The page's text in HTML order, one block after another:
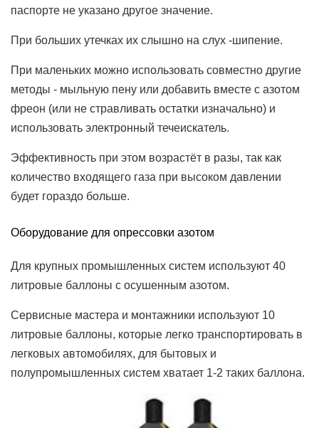
паспорте не указано другое значение.
При больших утечках их слышно на слух -шипение.
При маленьких можно использовать совместно другие
методы - мыльную пену или добавить вместе с азотом
фреон (или не стравливать остатки изначально) и
использовать электронный течеискатель.
Эффективность при этом возрастёт в разы, так как
количество входящего газа при высоком давлении
будет гораздо больше.
Оборудование для опрессовки азотом
Для крупных промышленных систем используют 40
литровые баллоны с осушенным азотом.
Сервисные мастера и монтажники используют 10
литровые баллоны, которые легко транспортировать в
легковых автомобилях, для бытовых и
полупромышленных систем хватает 1-2 таких баллона.